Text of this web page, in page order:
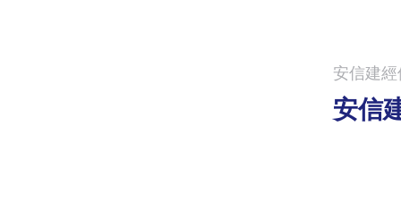
安信建
安信